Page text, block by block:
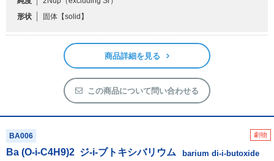
形状
固体 【solid】
商品詳細を見る
この商品について問い合わせる
劇物
BA006
Ba (O-i-C4H9)2 ジ-i-ブトキシバリウム barium di-i-butoxide